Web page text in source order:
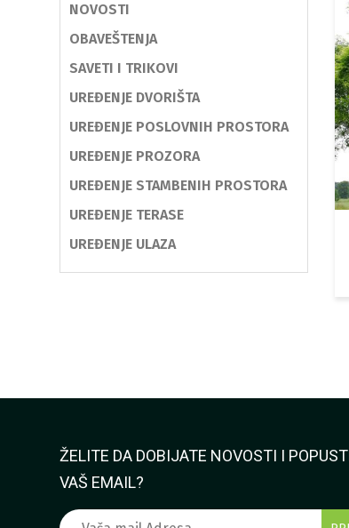
NOVOSTI
OBAVEŠTENJA
SAVETI I TRIKOVI
UREĐENJE DVORIŠTA
UREĐENJE POSLOVNIH PROSTORA
UREĐENJE PROZORA
UREĐENJE STAMBENIH PROSTORA
UREĐENJE TERASE
UREĐENJE ULAZA
ŽELITE DA DOBIJATE NOVOSTI I
VAŠ EMAIL?